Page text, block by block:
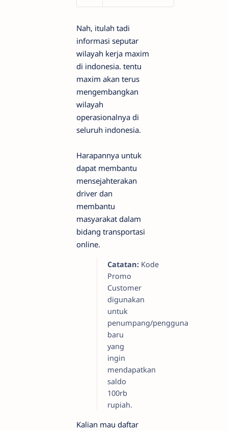
Nah, itulah tadi
informasi seputar
wilayah kerja maxim
di indonesia. tentu
maxim akan terus
mengembangkan
wilayah
operasionalnya di
seluruh indonesia.
Harapannya untuk
dapat membantu
mensejahterakan
driver dan
membantu
masyarakat dalam
bidang transportasi
online.
Catatan: Kode
Promo
Customer
digunakan
untuk
penumpang/pengguna
baru
yang
ingin
mendapatkan
saldo
100rb
rupiah.
Kalian mau daftar